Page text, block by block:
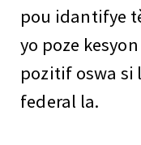
pou idantifye
yo poze
pozitif oswa si
federal la.